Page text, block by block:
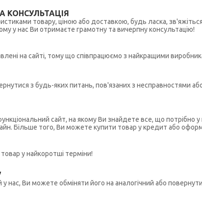
КОНСУЛЬТАЦІЯ
товару, ціною або доставкою, будь ласка,
у нас Ви отримаєте грамотну та вичерпну консультацію!
на сайті, тому що співпрацюємо з найкращими
з будь-яких питань, пов'язаних з несправностями
сайт, на якому Ви знайдете все, що
Більше того, Ви можете купити товар у кредит або
у найкоротші терміни!
Ви можете обміняти його на аналогічний або